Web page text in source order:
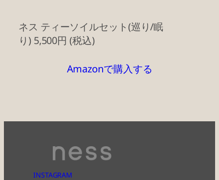
ネス ティーソイルセット(巡り/眠
り) 5,500円 (税込)
Amazonで購入する
INSTAGRAM